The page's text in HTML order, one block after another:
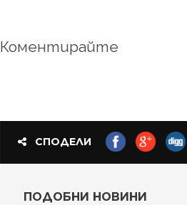
Коментирайте
СПОДЕЛИ
ПОДОБНИ НОВИНИ